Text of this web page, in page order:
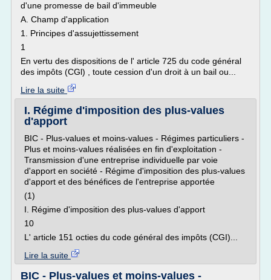
d'une promesse de bail d'immeuble
A. Champ d'application
1. Principes d'assujettissement
1
En vertu des dispositions de l' article 725 du code général
des impôts (CGl) , toute cession d'un droit à un bail ou...
Lire la suite
I. Régime d'imposition des plus-values
d'apport
BIC - Plus-values et moins-values - Régimes particuliers -
Plus et moins-values réalisées en fin d'exploitation -
Transmission d'une entreprise individuelle par voie
d'apport en société - Régime d'imposition des plus-values
d'apport et des bénéfices de l'entreprise apportée
(1)
I. Régime d'imposition des plus-values d'apport
10
L' article 151 octies du code général des impôts (CGI)...
Lire la suite
BIC - Plus-values et moins-values -